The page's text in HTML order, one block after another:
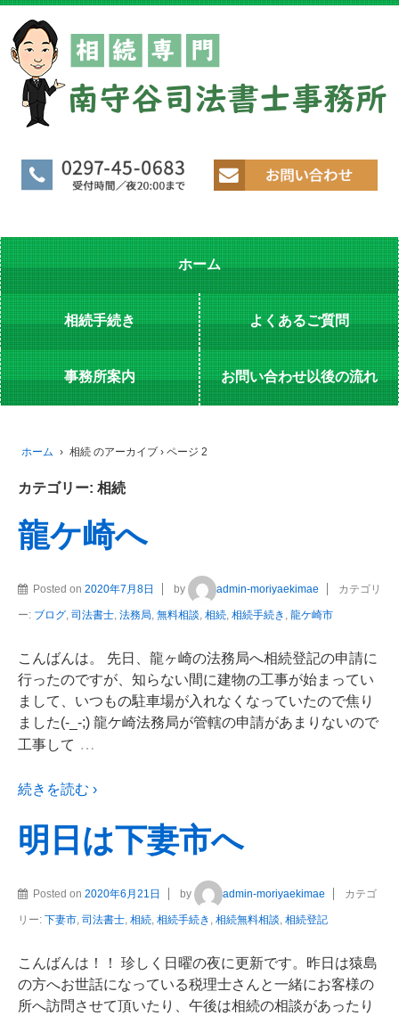
ホーム
相続手続き よくあるご質問
事務所案内 お問い合わせ以後の流れ
ホーム › 相続 のアーカイブ › ページ 2
カテゴリー: 相続
龍ケ崎へ
Posted on 2020年7月8日 by admin-moriyaekimae カテゴリ
ー: ブログ 司法書士 法務局 無料相談 相続 相続手続き 龍ケ崎市
こんばんは。 先日、龍ヶ崎の法務局へ相続登記の申請に
行ったのですが、知らない間に建物の工事が始まってい
まして、いつもの駐車場が入れなくなっていたので焦り
ました(-_-;) 龍ケ崎法務局が管轄の申請があまりないので
工事して …
続きを読む ›
明日は下妻市へ
Posted on 2020年6月21日 by admin-moriyaekimae カテゴ
リー: 下妻市 司法書士 相続 相続手続き 相続無料相談 相続登記
こんばんは！！ 珍しく日曜の夜に更新です。昨日は猿島
の方へお世話になっている税理士さんと一緒にお客様の
所へ訪問させて頂いたり、午後は相続の相談があったり